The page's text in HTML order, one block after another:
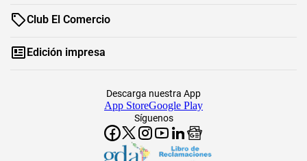
Club El Comercio
Edición impresa
Síguenos
Descarga nuestra App
App StoreGoogle Play